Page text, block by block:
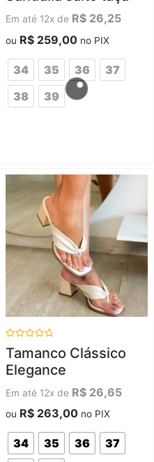
Em até 12x de R$ 26,25
ou R$ 259,00 no PIX
34 35 36
37
38
39
5
Tamanco Clássico
Elegance
Em até 12x de R$ 26,65
ou R$ 263,00 no PIX
34 35 36
37